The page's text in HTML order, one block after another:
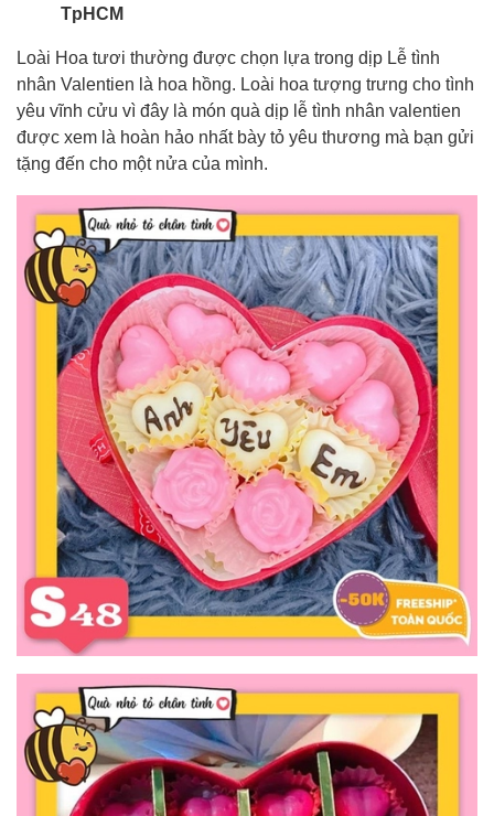
TpHCM
Loài Hoa tươi thường được chọn lựa trong dịp Lễ tình
nhân Valentien là hoa hồng. Loài hoa tượng trưng cho tình
yêu vĩnh cửu vì đây là món quà dịp lễ tình nhân valentien
được xem là hoàn hảo nhất bày tỏ yêu thương mà bạn gửi
tặng đến cho một nửa của mình.